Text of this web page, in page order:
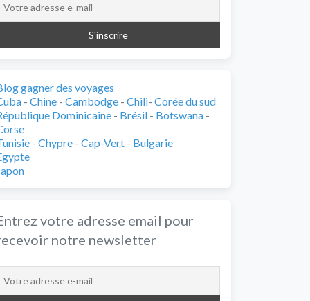
gagner des voyages
- Chine - Cambodge - Chili- Corée du sud
Dominicaine - Brésil - Botswana -
- Chypre - Cap-Vert - Bulgarie
votre adresse email pour
notre newsletter